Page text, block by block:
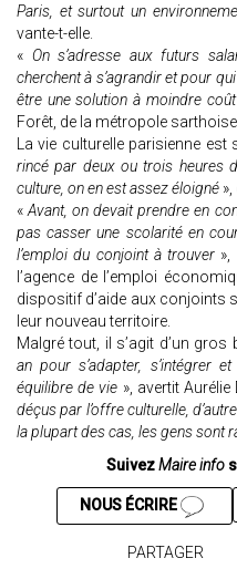
Paris, et surtout un
vante-t-elle.
« On s’adresse aux futurs
cherchent à s’agrandir et pour
être une solution à moindre coût
Forêt, de la métropole
La vie culturelle parisienne
rincé par deux ou trois heures
culture, on en est assez éloigné
«Avant, on devait prendre en
pas casser une scolarité en
l’emploi du conjoint à trouver
l’agence de l’emploi
dispositif d’aide aux conjoints
leur nouveau territoire.
Malgré tout, il s’agit d’un gros
an pour s’adapter, s’intégrer
équilibre de vie », avertit
déçus par l’offre culturelle,
la plupart des cas, les gens sont
SuivezMaire info
NOUS ÉCRIRE
PARTAGER